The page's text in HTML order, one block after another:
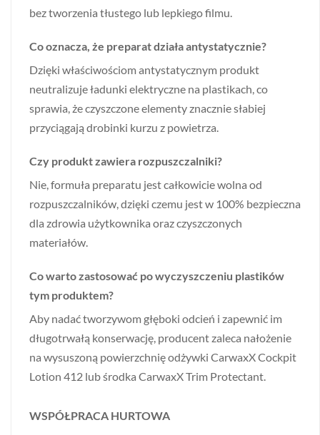
bez tworzenia tłustego lub lepkiego filmu.
Co oznacza, że preparat działa antystatycznie?
Dzięki właściwościom antystatycznym produkt
neutralizuje ładunki elektryczne na plastikach, co
sprawia, że czyszczone elementy znacznie słabiej
przyciągają drobinki kurzu z powietrza.
Czy produkt zawiera rozpuszczalniki?
Nie, formuła preparatu jest całkowicie wolna od
rozpuszczalników, dzięki czemu jest w 100% bezpieczna
dla zdrowia użytkownika oraz czyszczonych
materiałów.
Co warto zastosować po wyczyszczeniu plastików
tym produktem?
Aby nadać tworzywom głęboki odcień i zapewnić im
długotrwałą konserwację, producent zaleca nałożenie
na wysuszoną powierzchnię odżywki CarwaxX Cockpit
Lotion 412 lub środka CarwaxX Trim Protectant.
WSPÓŁPRACA HURTOWA